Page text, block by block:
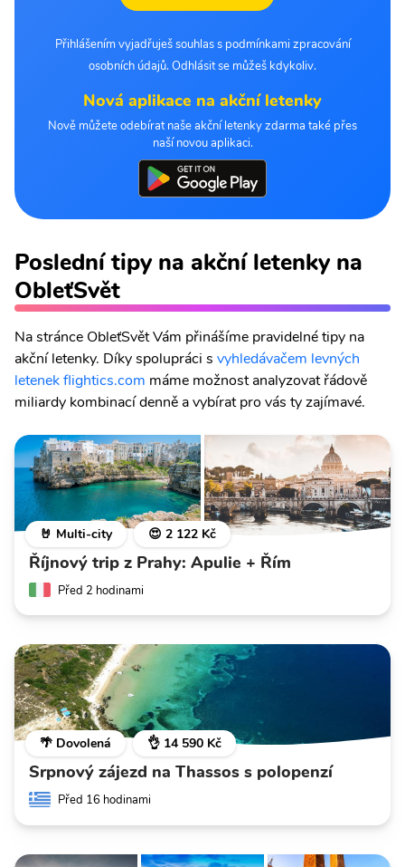
Přihlášením vyjadřuješ souhlas s podmínkami zpracování
osobních údajů. Odhlásit se můžeš kdykoliv.
Nová aplikace na akční letenky
Nově můžete odebírat naše akční letenky zdarma také přes
naší novou aplikaci.
Poslední tipy na akční letenky na
ObleťSvět
Na stránce ObleťSvět Vám přinášíme pravidelné tipy na
akční letenky. Díky spolupráci s vyhledávačem levných
letenek flightics.com máme možnost analyzovat řádově
miliardy kombinací denně a vybírat pro vás ty zajímavé.
🤘 Multi-city 😍 2 122 Kč
Říjnový trip z Prahy: Apulie + Řím
Před 2 hodinami
🌴 Dovolená 👌 14 590 Kč
Srpnový zájezd na Thassos s polopenzí
Před 16 hodinami